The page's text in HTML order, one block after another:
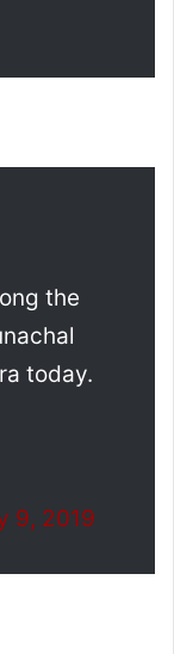
the
today.
9, 2019